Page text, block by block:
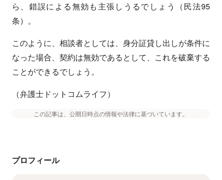
ら、錯誤による無効も主張しうるでしょう（民法95
条）。
このように、相談者としては、身分証貸し出しが条件に
なった場合、契約は無効であるとして、これを破棄する
ことができるでしょう。
（弁護士ドットコムライフ）
この記事は、公開日時点の情報や法律に基づいています。
プロフィール